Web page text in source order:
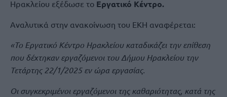
Ηρακλείου εξέδωσε το Εργατικό Κέντρο.
Αναλυτικά στην ανακοίνωση του ΕΚΗ αναφέρεται:
«Το Εργατικό Κέντρο Ηρακλείου καταδικάζει την επίθεση
που δέχτηκαν εργαζόμενοι του Δήμου Ηρακλείου την
Τετάρτης 22/1/2025 εν ώρα εργασίας.
Οι συγκεκριμένοι εργαζόμενοι της καθαριότητας, κατά της